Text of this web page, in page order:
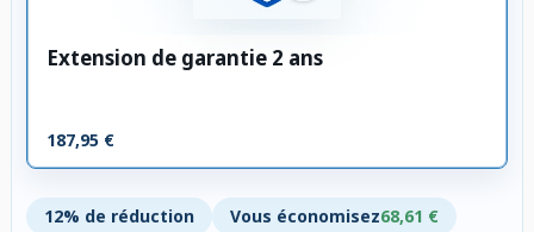
Extension de garantie 2 ans
187,95 €
12% de réduction Vous économisez68,61 €